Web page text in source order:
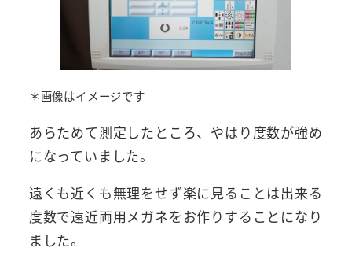
＊画像はイメージです
あらためて測定したところ、やはり度数が強め
になっていました。
遠くも近くも無理をせず楽に見ることは出来る
度数で遠近両用メガネをお作りすることになり
ました。